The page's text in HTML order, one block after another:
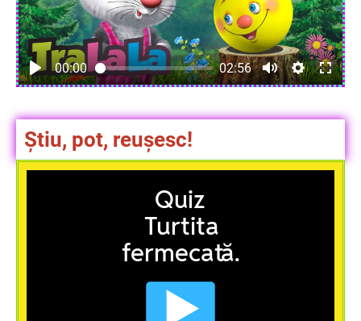
00:00 02:56
Știu, pot, reușesc!